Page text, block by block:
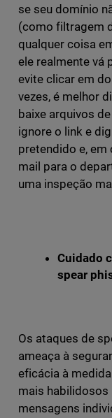
se seu domínio
(como filtragem
qualquer coisa
ele realmente vá
evite clicar em
vezes, é melhor
baixe arquivos
ignore o link e
pretendido e, em
mail para o
uma inspeção
Cuidado
spear
Os ataques de
ameaça à
eficácia à
mais habilidosos
mensagens